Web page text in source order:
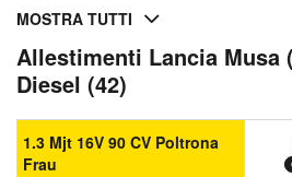
MOSTRA TUTTI
Allestimenti Lancia Musa
Diesel (42)
1.3 Mjt 16V 90 CV Poltrona
Frau